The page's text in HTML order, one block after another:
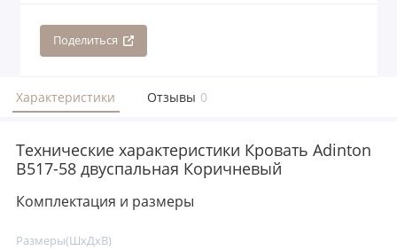
Поделиться
Характеристики Отзывы 0
Технические характеристики Кровать Adinton
B517-58 двуспальная Коричневый
Комплектация и размеры
Размеры(ШхДхВ)